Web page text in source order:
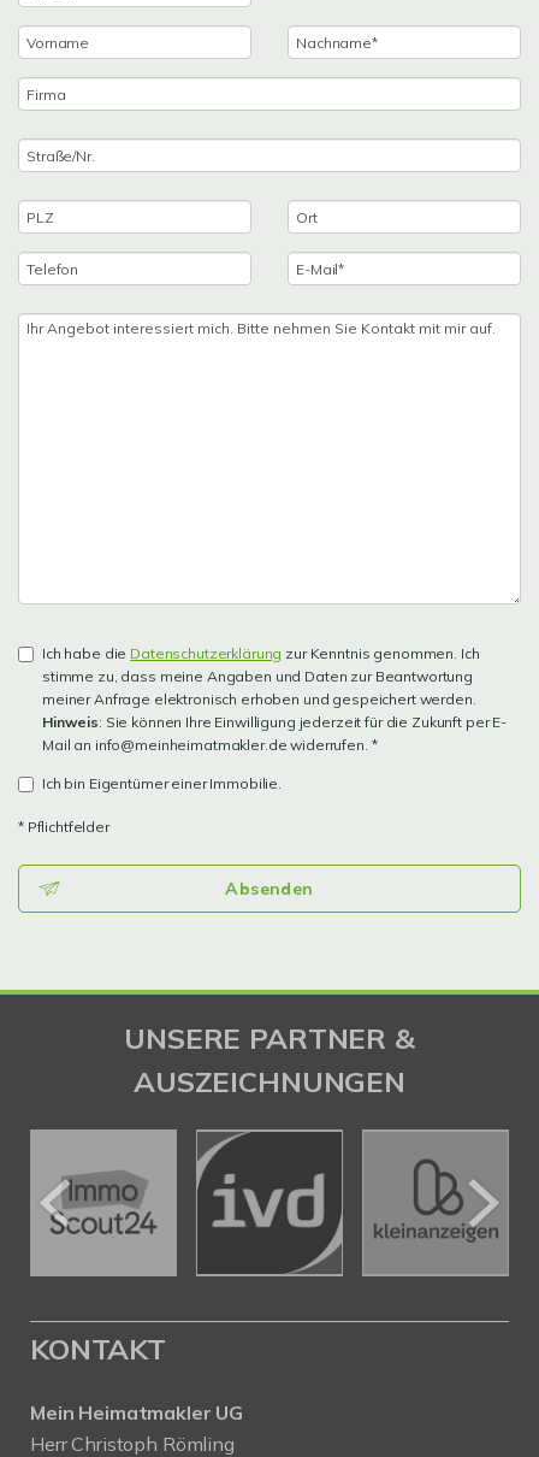
Ich habe die Datenschutzerklärung zur Kenntnis genommen. Ich
stimme zu, dass meine Angaben und Daten zur Beantwortung
meiner Anfrage elektronisch erhoben und gespeichert werden.
Hinweis: Sie können Ihre Einwilligung jederzeit für die Zukunft per E-
Mail an info@meinheimatmakler.de widerrufen. *
Ich bin Eigentümer einer Immobilie.
* Pflichtfelder
Absenden
UNSERE PARTNER &
AUSZEICHNUNGEN
KONTAKT
Mein Heimatmakler UG
Herr Christoph Römling